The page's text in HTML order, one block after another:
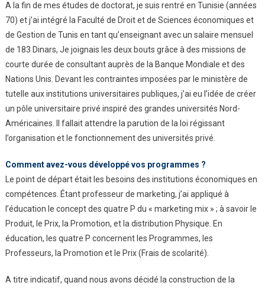
A la fin de mes études de doctorat, je suis rentré en Tunisie (années
70) et j’ai intégré la Faculté de Droit et de Sciences économiques et
de Gestion de Tunis en tant qu’enseignant avec un salaire mensuel
de 183 Dinars, Je joignais les deux bouts grâce à des missions de
courte durée de consultant auprès de la Banque Mondiale et des
Nations Unis. Devant les contraintes imposées par le ministère de
tutelle aux institutions universitaires publiques, j’ai eu l’idée de créer
un pôle universitaire privé inspiré des grandes universités Nord-
Américaines. Il fallait attendre la parution de la loi régissant
l’organisation et le fonctionnement des universités privé.
Comment avez-vous développévos programmes ?
Le point de départ était les besoins des institutions économiques en
compétences. Étant professeur de marketing, j’ai appliqué à
l’éducation le concept des quatre P du « marketing mix » ; à savoir le
Produit, le Prix, la Promotion, et la distribution Physique. En
éducation, les quatre P concernent les Programmes, les
Professeurs, la Promotion et le Prix (Frais de scolarité).
A titre indicatif, quand nous avons décidé la construction de la